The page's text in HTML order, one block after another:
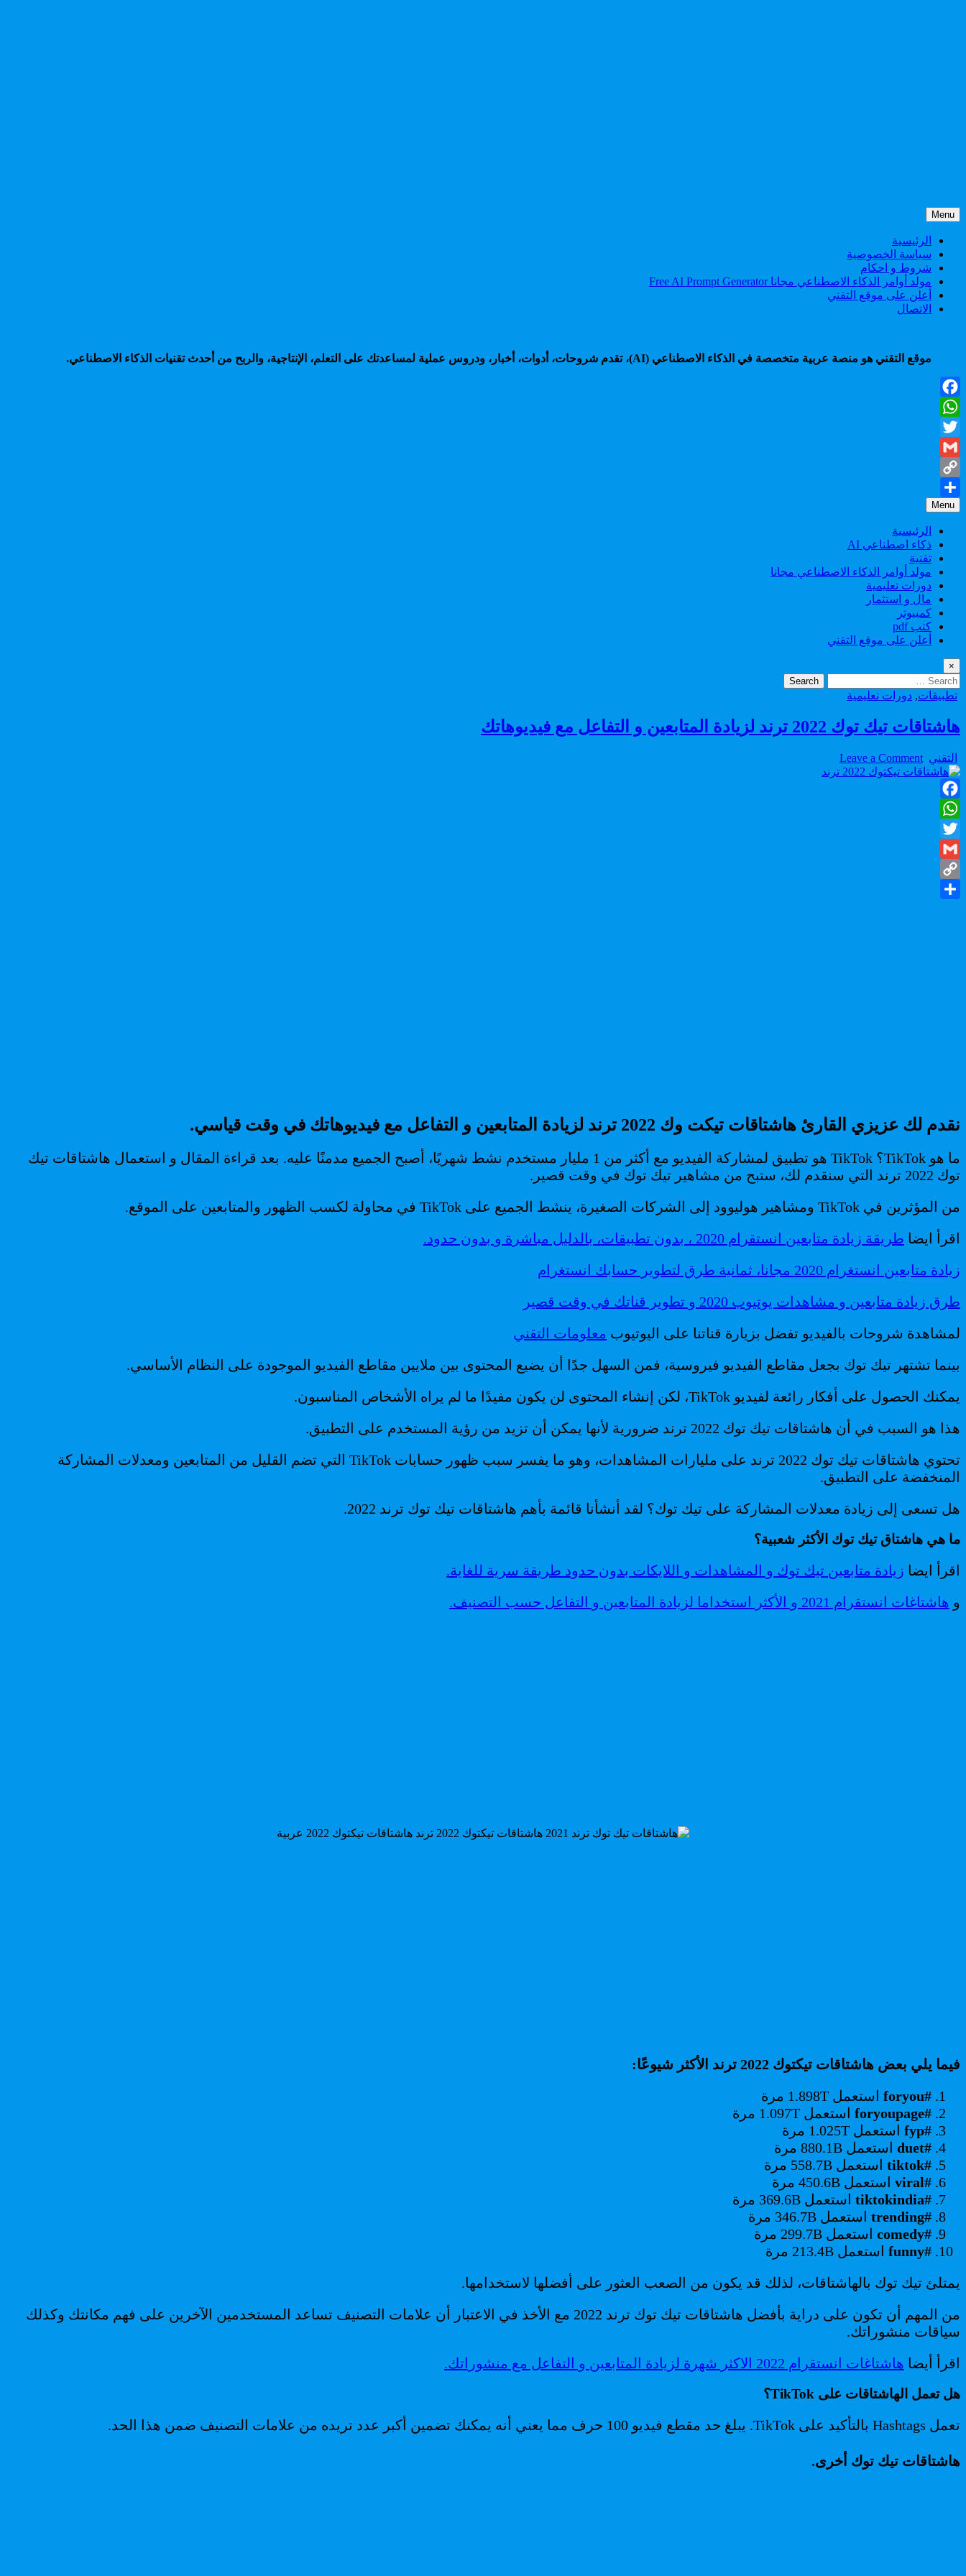
Skip
to
content
Menu
الرئيسية
سياسة الخصوصية
شروط و احكام
مولد أوامر الذكاء الاصطناعي مجانا Free AI Prompt Generator
أعلن على موقع التقني
الاتصال
موقع التقني هو منصة عربية متخصصة في الذكاء الاصطناعي (AI)، تقدم شروحات، أدوات، أخبار، ودروس عملية لمساعدتك على التعلم، الإنتاجية، والربح من أحدث تقنيات الذكاء الاصطناعي.
Facebook
WhatsApp
Twitter
Gmail
Copy
Link
Share
Menu
الرئيسية
ذكاء اصطناعي AI
تقنية
مولد أوامر الذكاء الاصطناعي مجانا
دورات تعليمية
مال و استثمار
كمبيوتر
كتب pdf
أعلن على موقع التقني
×
Search
for:
Posted
تطبيقات, دورات تعليمية
هاشتاقات تيك توك 2022 ترند لزيادة المتابعين و التفاعل مع فيديوهاتك
Author:
التقني Leave a Comment
on
هاشتاقات
Facebook
WhatsApp
Twitter
Gmail
Copy
نقدم لك عزيزي القارئ هاشتاقات تيكت وك 2022 ترند لزيادة المتابعين و التفاعل مع فيديوهاتك في وقت قياسي.
ما هو TikTok؟ TikTok هو تطبيق لمشاركة الفيديو مع أكثر من 1 مليار مستخدم نشط شهريًا، أصبح الجميع مدمنًا عليه. بعد قراءة المقال و استعمال هاشتاقات تيك
توك 2022 ترند التي سنقدم لك، ستبح من مشاهير تيك توك في وقت قصير.
من المؤثرين في TikTok ومشاهير هوليوود إلى الشركات الصغيرة، ينشط الجميع على TikTok في محاولة لكسب الظهور والمتابعين على الموقع.
اقرأ ايضا طريقة زيادة متابعين انستقرام 2020 ، بدون تطبيقات، بالدليل مباشرة و بدون حدود.
زيادة متابعين انستغرام 2020 مجانا، ثمانية طرق لتطوير حسابك انستغرام
طرق زيادة متابعين و مشاهدات يوتيوب 2020 و تطوير قناتك في وقت قصير
لمشاهدة شروحات بالفيديو تفضل بزيارة قناتنا على اليوتيوب معلومات التقني
بينما تشتهر تيك توك بجعل مقاطع الفيديو فيروسية، فمن السهل جدًا أن يضيع المحتوى بين ملايين مقاطع الفيديو الموجودة على النظام الأساسي.
يمكنك الحصول على أفكار رائعة لفيديو TikTok، لكن إنشاء المحتوى لن يكون مفيدًا ما لم يراه الأشخاص المناسبون.
هذا هو السبب في أن هاشتاقات تيك توك 2022 ترند ضرورية لأنها يمكن أن تزيد من رؤية المستخدم على التطبيق.
تحتوي هاشتاقات تيك توك 2022 ترند على مليارات المشاهدات، وهو ما يفسر سبب ظهور حسابات TikTok التي تضم القليل من المتابعين ومعدلات المشاركة
المنخفضة على التطبيق.
هل تسعى إلى زيادة معدلات المشاركة على تيك توك؟ لقد أنشأنا قائمة بأهم هاشتاقات تيك توك ترند 2022.
ما هي هاشتاق تيك توك الأكثر شعبية؟
اقرأ ايضا زيادة متابعين تيك توك و المشاهدات و اللايكات بدون حدود طريقة سرية للغاية.
و هاشتاغات انستقرام 2021 و الأكثر استخداما لزيادة المتابعين و التفاعل حسب التصنيف.
فيما يلي بعض هاشتاقات تيكتوك 2022 ترند الأكثر شيوعًا:
#foryou
استعمل 1.898T مرة
#foryoupage
استعمل 1.097T مرة
#fyp
استعمل 1.025T مرة
#duet
استعمل 880.1B مرة
#tiktok
استعمل 558.7B مرة
#viral
استعمل 450.6B مرة
#tiktokindia
استعمل 369.6B مرة
#trending
استعمل 346.7B مرة
#comedy
استعمل 299.7B مرة
#funny
استعمل 213.4B مرة
يمتلئ تيك توك بالهاشتاقات، لذلك قد يكون من الصعب العثور على أفضلها لاستخدامها.
من المهم أن تكون على دراية بأفضل هاشتاقات تيك توك ترند 2022 مع الأخذ في الاعتبار أن علامات التصنيف تساعد المستخدمين الآخرين على فهم مكانتك وكذلك
سياقات منشوراتك.
اقرأ أيضا هاشتاغات انستقرام 2022 الاكثر شهرة لزيادة المتابعين و التفاعل مع منشوراتك.
هل تعمل الهاشتاقات على TikTok؟
تعمل Hashtags بالتأكيد على TikTok. يبلغ حد مقطع فيديو 100 حرف مما يعني أنه يمكنك تضمين أكبر عدد تريده من علامات التصنيف ضمن هذا الحد.
هاشتاقات تيك توك أخرى.